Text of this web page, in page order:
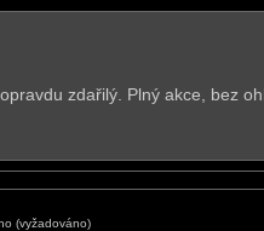
zdařilý. Plný akce, bez
(vyžadováno)